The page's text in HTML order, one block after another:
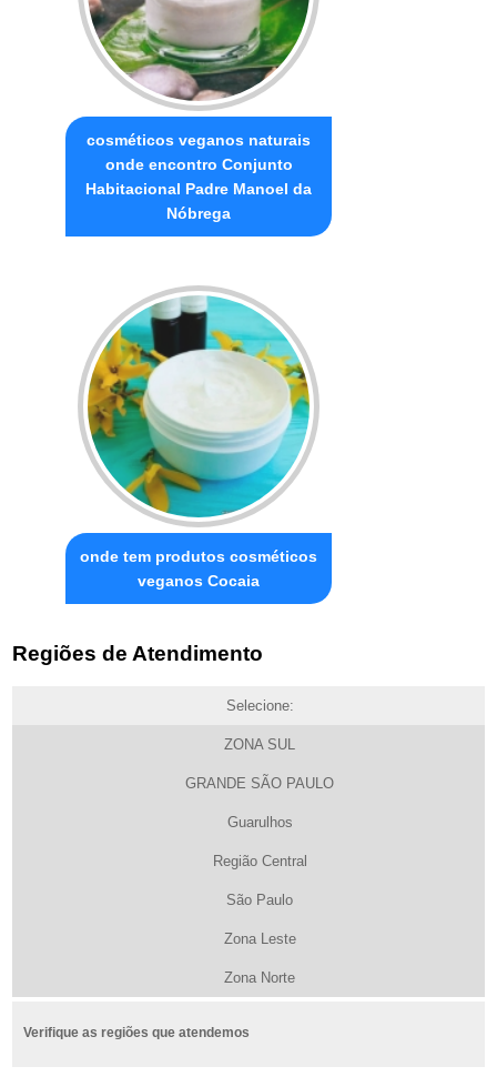
cosméticos veganos naturais
onde encontro Conjunto
Habitacional Padre Manoel da
Nóbrega
onde tem produtos cosméticos
veganos Cocaia
Regiões de Atendimento
Selecione:
ZONA SUL
GRANDE SÃO PAULO
Guarulhos
Região Central
São Paulo
Zona Leste
Zona Norte
Verifique as regiões que atendemos